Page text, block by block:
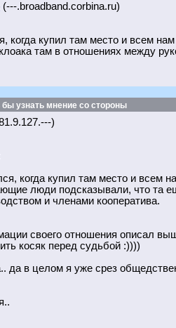
(---.broadband.corbina.ru)
когда купил там место и всем
там в отношениях между
бы узнать мнение со стороны
)
когда купил там место и всем
люди подсказывали, что та
и членами кооператива.
своего отношения описал
косяк перед судьбой :))))
да в целом я уже срез